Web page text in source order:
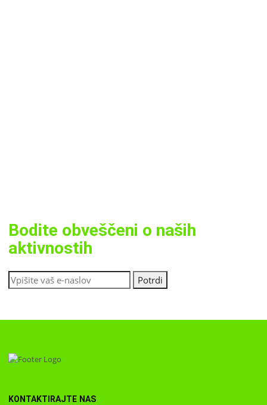
Bodite obveščeni o naših
aktivnostih
KONTAKTIRAJTE NAS